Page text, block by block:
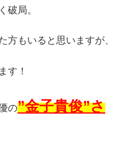
破局。
方もいると思いますが、
す！
の”金子貴俊”さ